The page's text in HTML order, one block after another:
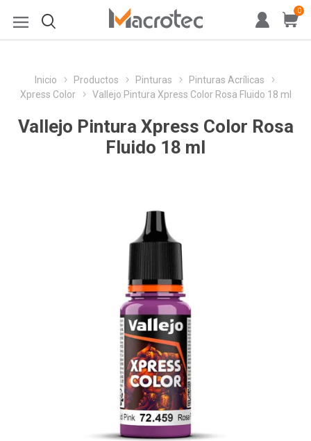
0
Inicio Productos Pinturas
Pinturas Acrílicas
Xpress Color
Vallejo Pintura Xpress Color Rosa Fluido 18 ml
Vallejo Pintura Xpress Color Rosa
Fluido 18 ml